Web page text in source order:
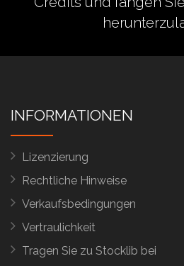
INFORMATIONEN
Lizenzierung
Rechtliche Hinweise
Verkaufsbedingungen
Vertraulichkeit
Tragen Sie zu Stocklib bei